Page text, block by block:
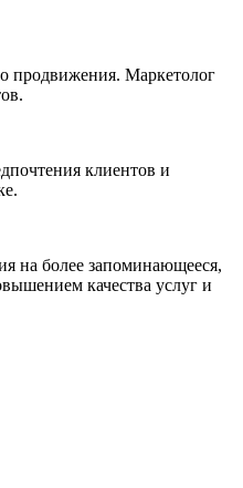
продвижения. Маркетолог
клиентов и
на более запоминающееся,
качества услуг и